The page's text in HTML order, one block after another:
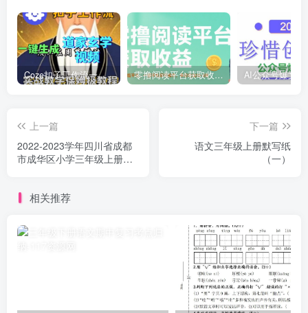
Coze扣子工作流一键生成道家玄学短视频，实战保姆级教程 零撸阅读平台获取收益，最新无门槛平台，一部手机即可操作，单日收益50-3张【揭秘】
上一篇
2022-2023学年四川省成都
市成华区小学三年级上册语
下一篇
语文三年级上册默写纸
（一）
相关推荐